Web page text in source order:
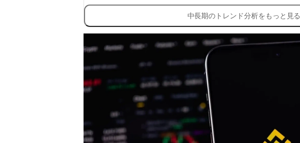
中長期のトレンド分析をもっと見る